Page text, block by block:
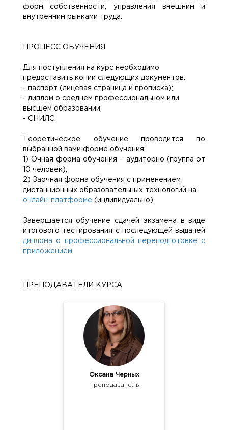
форм собственности, управления внешним и
внутренним рынками труда.
ПРОЦЕСС ОБУЧЕНИЯ
Для поступления на курс необходимо
предоставить копии следующих документов:
- паспорт (лицевая страница и прописка);
- диплом о среднем профессиональном или
высшем образовании;
- СНИЛС.
Теоретическое обучение проводится по
выбранной вами форме обучения:
1) Очная форма обучения – аудиторно (группа от
10 человек);
2) Заочная форма обучения с применением
дистанционных образовательных технологий на
онлайн-платформе (индивидуально).
Завершается обучение сдачей экзамена в виде
итогового тестирования с последующей выдачей
диплома о профессиональной переподготовке с
приложением.
ПРЕПОДАВАТЕЛИ КУРСА
Оксана Черных
Преподаватель